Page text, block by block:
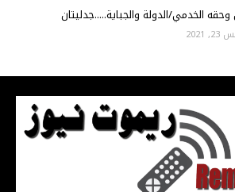
الخدمي/الدولة والجباية.....جدليتان